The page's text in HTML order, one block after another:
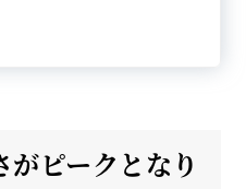
ピークとなり